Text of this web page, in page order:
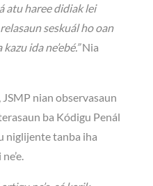
atu haree didiak lei
seskuál ho oan
ida ne’ebé.”Nia
nian observasaun
ba Kódigu Penál
niglijente tanba iha